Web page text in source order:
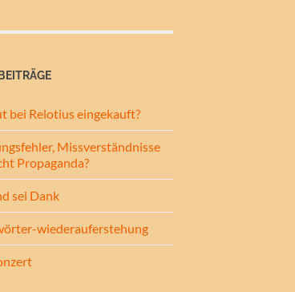
bei Relotius eingekauft?
Missverständnisse
Propaganda?
sei Dank
wiederauferstehung